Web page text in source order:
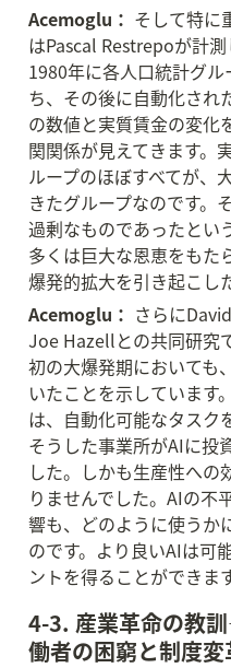
Acemoglu： そして特に
はPascal Restrepoが計
1980年に各人口統計グ
ち、その後に自動化され
の数値と実質賃金の変化
関関係が見えてきます。
ループのほぼすべてが、
きたグループなのです。
過剰なものであったとい
多くは巨大な恩恵をもた
爆発的拡大を引き起こし
Acemoglu： さらに
Joe Hazellとの共同研究
初の大爆発期においても
いたことを示しています
は、自動化可能なタスク
そうした事業所がAIに投
した。しかも生産性への
りませんでした。AIの不
響も、どのように使うか
のです。より良いAIは可
ントを得ることができます
4-3. 産業革命の教
働者の困窮と制度